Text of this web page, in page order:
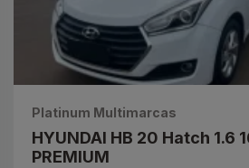
Platinum Multimarcas
HYUNDAI HB 20 Hatch 1.6
PREMIUM